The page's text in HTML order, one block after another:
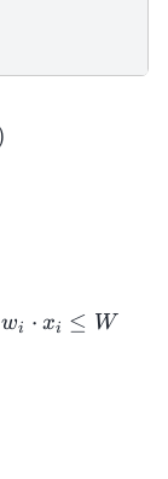
wi ⋅ xi ≤ W